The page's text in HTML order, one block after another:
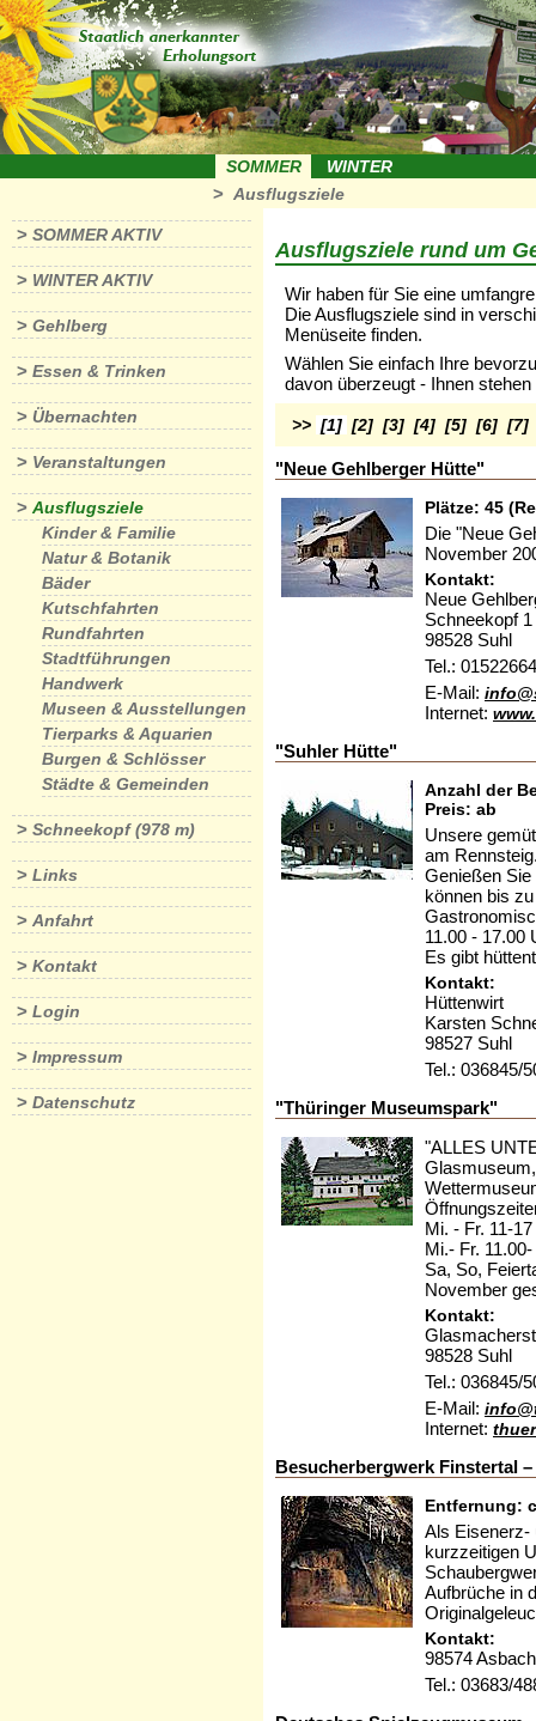
SOMMER WINTER
> Ausflugsziele
> SOMMER AKTIV
> WINTER AKTIV
> Gehlberg
> Essen & Trinken
> Übernachten
> Veranstaltungen
> Ausflugsziele
Kinder & Familie
Natur & Botanik
Bäder
Kutschfahrten
Rundfahrten
Stadtführungen
Handwerk
Museen & Ausstellungen
Tierparks & Aquarien
Burgen & Schlösser
Städte & Gemeinden
> Schneekopf (978 m)
> Links
> Anfahrt
> Kontakt
> Login
> Impressum
> Datenschutz
Ausflugsziele rund um
Wir haben für Sie eine
Die Ausflugsziele sind in
Menüseite finden.
Wählen Sie einfach Ihre
davon überzeugt - Ihnen
>> [1] [2] [3] [4] [5] [6] [7]
"Neue Gehlberger Hütte"
Plätze: 45
Die "Neue
November
Kontakt:
Neue
Schneekopf 1
98528 Suhl
Tel.:
E-Mail:
Internet:
"Suhler Hütte"
Anzahl der
Preis: ab
Unsere
am
Genießen Sie
können bis
11.00 - 17.00
Es gibt
Kontakt:
Hüttenwirt
Karsten
98527 Suhl
Tel.: 036845/
"Thüringer Museumspark"
"ALLES
Mi. - Fr. 11-
Mi.- Fr.
Sa, So,
November
Kontakt:
98528 Suhl
Tel.: 036845/
E-Mail:
Internet:
Besucherbergwerk Finstertal
Entfernung:
Als Eisenerz-
kurzzeitigen
Aufbrüche in
Kontakt:
98574 Asbach
Tel.: 03683/